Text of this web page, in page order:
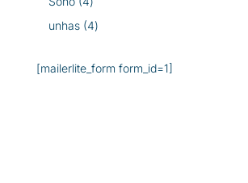
produtos
unhas 44
[mailerlite_form form_id=1]